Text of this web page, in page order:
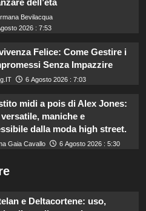
Bevilacqua
2026 : 7:53
Felice: Come Gestire i
Senza Impazzire
6 Agosto 2026 : 7:03
midi a pois di Alex Jones:
maniche e
dalla moda high street.
Gaia Cavallo 6 Agosto 2026 : 5:30
e Deltacortene: uso,